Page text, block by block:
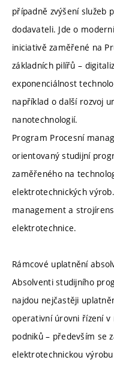
případně zvýšení služeb
dodavateli. Jde o
iniciativě zaměřené na
základních pilířů –
exponenciálnost
například o další rozvoj
nanotechnologií.
Program Procesní
orientovaný studijní
zaměřeného na
elektrotechnických
management a
elektrotechnice.
Rámcové uplatnění
Absolventi studijního
najdou nejčastěji
operativní úrovni řízení
podniků – především se
elektrotechnickou